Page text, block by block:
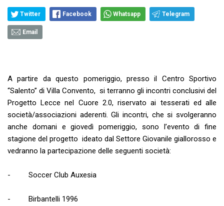
Twitter Facebook Whatsapp Telegram
Email
A partire da questo pomeriggio, presso il Centro Sportivo
“Salento” di Villa Convento, si terranno gli incontri conclusivi del
Progetto Lecce nel Cuore 2.0, riservato ai tesserati ed alle
società/associazioni aderenti. Gli incontri, che si svolgeranno
anche domani e giovedì pomeriggio, sono l’evento di fine
stagione del progetto ideato dal Settore Giovanile giallorosso e
vedranno la partecipazione delle seguenti società:
- Soccer Club Auxesia
- Birbantelli 1996